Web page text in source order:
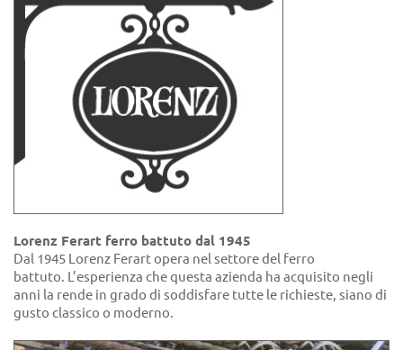
Lorenz Ferart ferro battuto dal 1945
Dal 1945 Lorenz Ferart opera nel settore del ferro
battuto. L’esperienza che questa azienda ha acquisito negli
anni la rende in grado di soddisfare tutte le richieste, siano di
gusto classico o moderno.